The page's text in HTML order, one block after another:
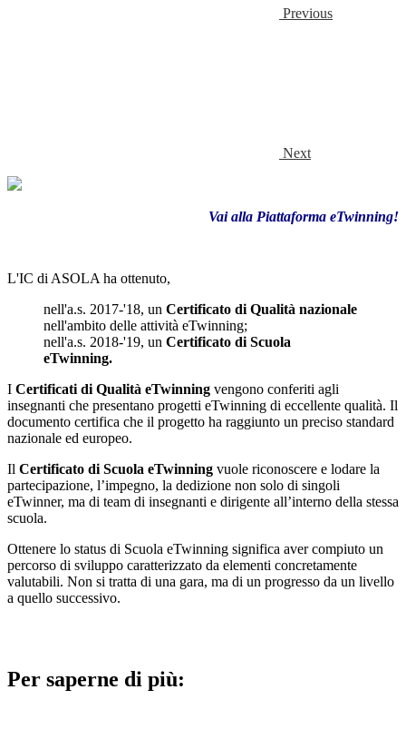
Previous
Next
Vai alla Piattaforma eTwinning!
L'IC di ASOLA ha ottenuto,
nell'a.s. 2017-'18, un Certificato di Qualità nazionale
nell'ambito delle attività eTwinning;
nell'a.s. 2018-'19, un Certificato di Scuola
eTwinning.
I Certificati di Qualità eTwinning vengono conferiti agli
insegnanti che presentano progetti eTwinning di eccellente qualità. Il
documento certifica che il progetto ha raggiunto un preciso standard
nazionale ed europeo.
Il Certificato di Scuola eTwinning vuole riconoscere e lodare la
partecipazione, l’impegno, la dedizione non solo di singoli
eTwinner, ma di team di insegnanti e dirigente all’interno della stessa
scuola.
Ottenere lo status di Scuola eTwinning significa aver compiuto un
percorso di sviluppo caratterizzato da elementi concretamente
valutabili. Non si tratta di una gara, ma di un progresso da un livello
a quello successivo.
Per saperne di più: